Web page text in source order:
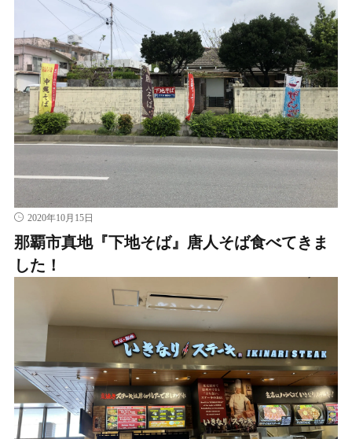
2020年10月15日
那覇市真地『下地そば』唐人そば食べてきま
した！